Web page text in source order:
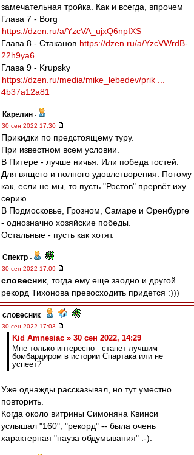
замечательная тройка. Как и всегда, впрочем
Глава 7 - Borg
https://dzen.ru/a/YzcVA_ujxQ6npIXS
Глава 8 - Стаканов https://dzen.ru/a/YzcVWrdB-
22h9ya6
Глава 9 - Krupsky
https://dzen.ru/media/mike_lebedev/prik ...
4b37a12a81
Карелин -
30 сен 2022 17:30
Прикидки по предстоящему туру.
При известном всем условии.
В Питере - лучше ничья. Или победа гостей.
Для вящего и полного удовлетворения. Потому
как, если не мы, то пусть "Ростов" прервёт иху
серию.
В Подмосковье, Грозном, Самаре и Оренбурге
- однозначно хозяйские победы.
Остальные - пусть как хотят.
Спектр -
30 сен 2022 17:09
словесник , тогда ему еще заодно и другой
рекорд Тихонова превосходить придется :)))
словесник -
30 сен 2022 17:03
Kid Amnesiac » 30 сен 2022, 14:29
Мне только интересно - станет лучшим
бомбардиром в истории Спартака или не
успеет?
Уже однажды рассказывал, но тут уместно
повторить.
Когда около витрины Симоняна Квинси
услышал "160", "рекорд" -- была очень
характерная "пауза обдумывания" :-).